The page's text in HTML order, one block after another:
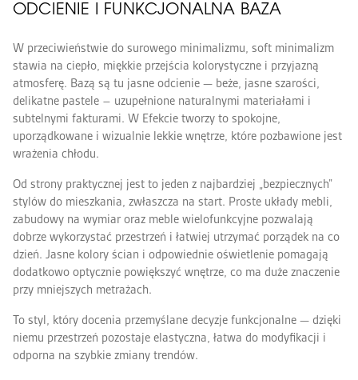
ODCIENIE I FUNKCJONALNA BAZA
W przeciwieństwie do surowego minimalizmu, soft minimalizm
stawia na ciepło, miękkie przejścia kolorystyczne i przyjazną
atmosferę. Bazą są tu jasne odcienie — beże, jasne szarości,
delikatne pastele – uzupełnione naturalnymi materiałami i
subtelnymi fakturami. W Efekcie tworzy to spokojne,
uporządkowane i wizualnie lekkie wnętrze, które pozbawione jest
wrażenia chłodu.
Od strony praktycznej jest to jeden z najbardziej „bezpiecznych”
stylów do mieszkania, zwłaszcza na start. Proste układy mebli,
zabudowy na wymiar oraz meble wielofunkcyjne pozwalają
dobrze wykorzystać przestrzeń i łatwiej utrzymać porządek na co
dzień. Jasne kolory ścian i odpowiednie oświetlenie pomagają
dodatkowo optycznie powiększyć wnętrze, co ma duże znaczenie
przy mniejszych metrażach.
To styl, który docenia przemyślane decyzje funkcjonalne — dzięki
niemu przestrzeń pozostaje elastyczna, łatwa do modyfikacji i
odporna na szybkie zmiany trendów.